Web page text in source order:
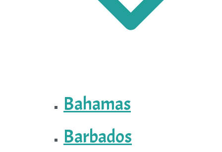
Bahamas
Barbados